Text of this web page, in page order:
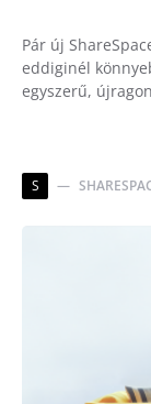
Pár új
eddiginél
egyszerű,
S